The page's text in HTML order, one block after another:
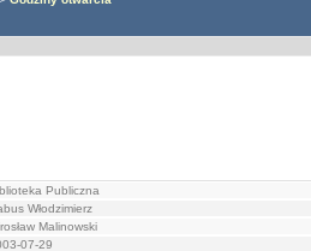
Publiczna
Włodzimierz
Malinowski
07-29